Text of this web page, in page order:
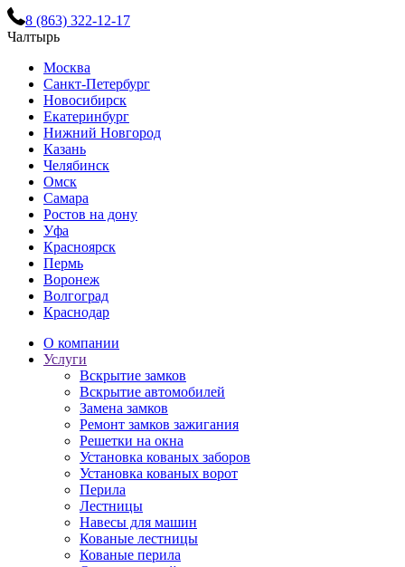
8 (863) 322-12-17
Чалтырь
Москва
Санкт-Петербург
Новосибирск
Екатеринбург
Нижний Новгород
Казань
Челябинск
Омск
Самара
Ростов на дону
Уфа
Красноярск
Пермь
Воронеж
Волгоград
Краснодар
О компании
Услуги
Вскрытие замков
Вскрытие автомобилей
Замена замков
Ремонт замков зажигания
Решетки на окна
Установка кованых заборов
Установка кованых ворот
Перила
Лестницы
Навесы для машин
Кованые лестницы
Кованые перила